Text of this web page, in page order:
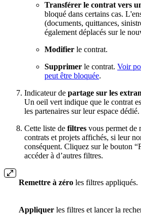
Transférer le contrat vers
bloqué dans certains cas.
(documents, quittances,
également déplacés sur le
Modifier le contrat.
Supprimer le contrat. Voir
peut être bloquée.
Indicateur de partage sur les
Un oeil vert indique que le contrat
les partenaires sur leur espace dédié.
Cette liste de filtres vous permet de
contrats et projets affichés, si leur
conséquent. Cliquez sur le bouton
accéder à d’autres filtres.
Remettre à zéro les filtres appliqués.
Appliquer les filtres et lancer la